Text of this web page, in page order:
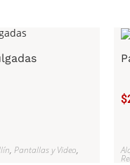
, Pantallas y Video,
$